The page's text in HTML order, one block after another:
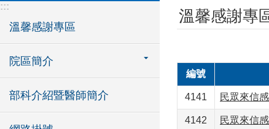
:::
溫馨感謝專區
院區簡介
部科介紹暨醫師簡介
溫馨感謝專
編號
4141 民眾來信
4142 民眾來信